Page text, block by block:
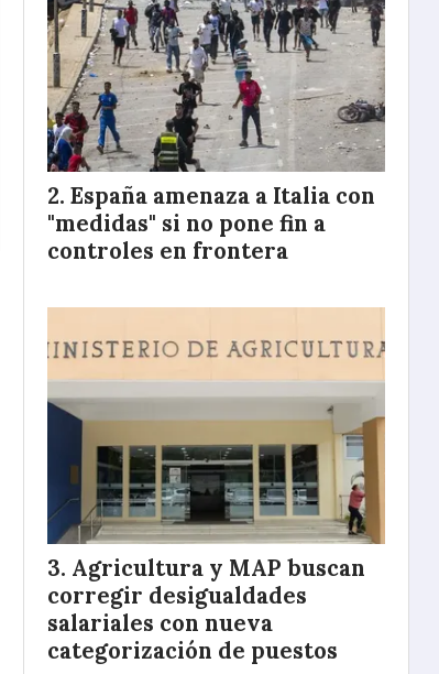
España amenaza a Italia con
"medidas" si no pone fin a
controles en frontera
Agricultura y MAP buscan
corregir desigualdades
salariales con nueva
categorización de puestos